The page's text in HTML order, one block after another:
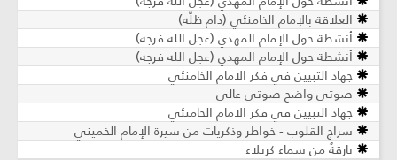
العلاقة بالإمام الخامنئي (دام ظلّه)
أنشطة حول الإمام المهدي (عجل الله فرجه)
أنشطة حول الإمام المهدي (عجل الله فرجه)
جهاد التبيين في فكر الامام الخامنئي
صوتي واضح صوتي عالي
جهاد التبيين في فكر الامام الخامنئي
سراج القلوب - خواطر وذكريات من سيرة الإمام الخميني
بارقةٌ من سماء كربلاء